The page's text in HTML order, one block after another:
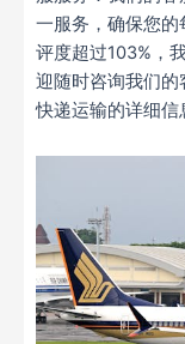
一服务，确保您
评度超过103%，
迎随时咨询我们
快递运输的详细信